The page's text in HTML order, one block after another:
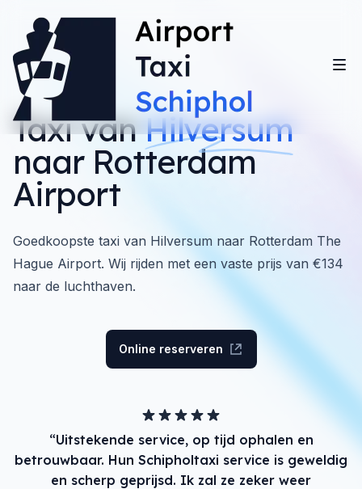
Taxi vanHilversum
naar Rotterdam
Airport
Goedkoopste taxi van Hilversum naar Rotterdam The
Hague Airport. Wij rijden met een vaste prijs van €134
naar de luchthaven.
Online reserveren
“Uitstekende service, op tijd ophalen en
betrouwbaar. Hun Schipholtaxi service is geweldig
en scherp geprijsd. Ik zal ze zeker weer